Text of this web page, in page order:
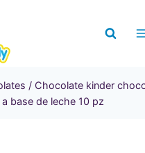
/ Chocolate kinder
base de leche 10 pz